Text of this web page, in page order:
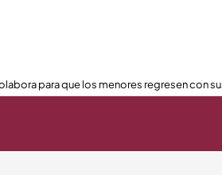
para que los menores regresen con